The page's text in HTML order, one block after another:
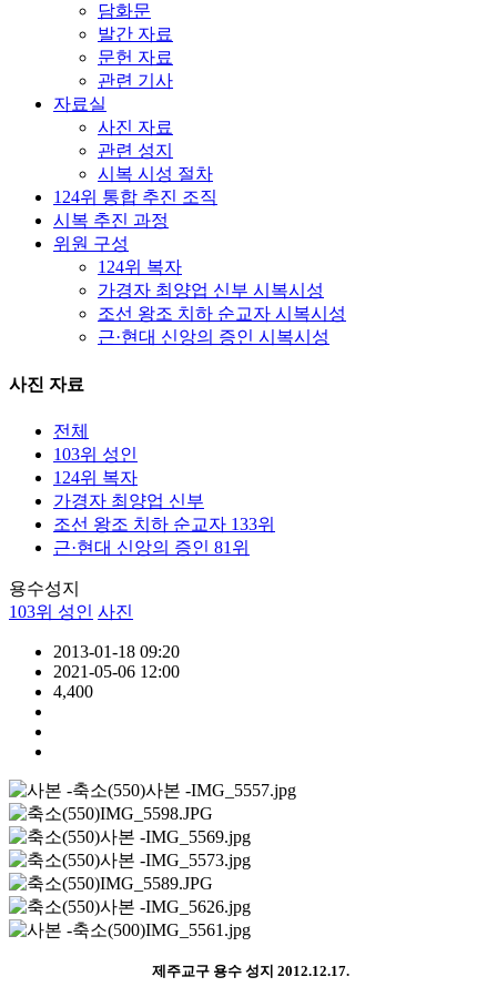
담화문
발간 자료
문헌 자료
관련 기사
자료실
사진 자료
관련 성지
시복 시성 절차
124위 통합 추진 조직
시복 추진 과정
위원 구성
124위 복자
가경자 최양업 신부 시복시성
조선 왕조 치하 순교자 시복시성
근·현대 신앙의 증인 시복시성
사진 자료
전체
103위 성인
124위 복자
가경자 최양업 신부
조선 왕조 치하 순교자 133위
근·현대 신앙의 증인 81위
용수성지
103위 성인 사진
2013-01-18 09:20
2021-05-06 12:00
4,400
제주교구 용수 성지 2012.12.17.